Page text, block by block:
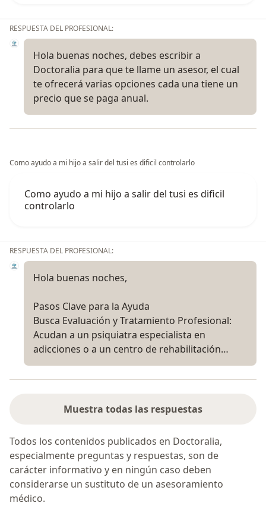
RESPUESTA DEL PROFESIONAL:
Hola buenas noches, debes escribir a
Doctoralia para que te llame un asesor, el cual
te ofrecerá varias opciones cada una tiene un
precio que se paga anual.
Como ayudo a mi hijo a salir del tusi es dificil controlarlo
Como ayudo a mi hijo a salir del tusi es dificil
controlarlo
RESPUESTA DEL PROFESIONAL:
Hola buenas noches,
Pasos Clave para la Ayuda
Busca Evaluación y Tratamiento Profesional:
Acudan a un psiquiatra especialista en
adicciones o a un centro de rehabilitación…
Muestra todas las respuestas
Todos los contenidos publicados en Doctoralia,
especialmente preguntas y respuestas, son de
carácter informativo y en ningún caso deben
considerarse un sustituto de un asesoramiento
médico.